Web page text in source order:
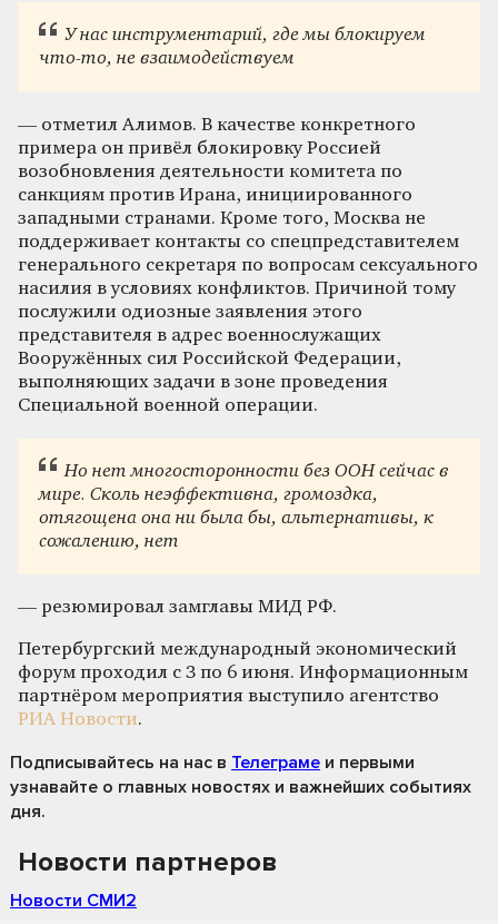
У нас инструментарий, где мы блокируем
что-то, не взаимодействуем
— отметил Алимов. В качестве конкретного
примера он привёл блокировку Россией
возобновления деятельности комитета по
санкциям против Ирана, инициированного
западными странами. Кроме того, Москва не
поддерживает контакты со спецпредставителем
генерального секретаря по вопросам сексуального
насилия в условиях конфликтов. Причиной тому
послужили одиозные заявления этого
представителя в адрес военнослужащих
Вооружённых сил Российской Федерации,
выполняющих задачи в зоне проведения
Специальной военной операции.
Но нет многосторонности без ООН сейчас в
мире. Сколь неэффективна, громоздка,
отягощена она ни была бы, альтернативы, к
сожалению, нет
— резюмировал замглавы МИД РФ.
Петербургский международный экономический
форум проходил с 3 по 6 июня. Информационным
партнёром мероприятия выступило агентство
РИА Новости.
Подписывайтесь на нас в Телеграме и первыми
узнавайте о главных новостях и важнейших событиях
дня.
Новости партнеров
Новости СМИ2